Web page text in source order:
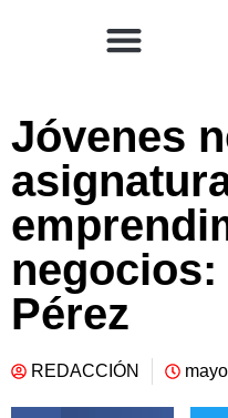
Jóvenes
Pérez
REDACCIÓN